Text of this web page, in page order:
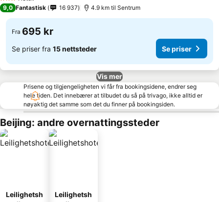
3 Stjerner
9,0 Fantastisk 16 937 4.9 km til Sentrum
Fra 695 kr
Se priser fra 15 nettsteder Se priser
Vis mer
Prisene og tilgjengeligheten vi får fra bookingsidene, endrer seg
hele tiden. Det innebærer at tilbudet du så på trivago, ikke alltid er
nøyaktig det samme som det du finner på bookingsiden.
Beijing: andre overnattingssteder
Leilighetsh
Leilighetsh